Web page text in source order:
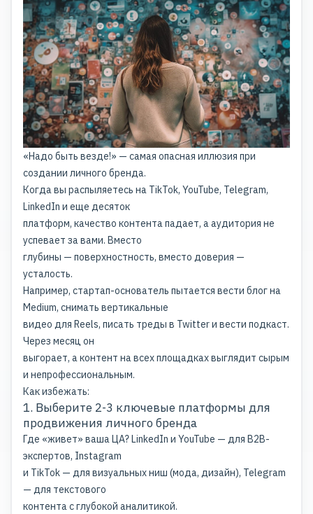
«Надо быть везде!» — самая опасная иллюзия при
создании личного бренда.
Когда вы распыляетесь на TikTok, YouTube, Telegram,
LinkedIn и еще десяток
платформ, качество контента падает, а аудитория не
успевает за вами. Вместо
глубины — поверхностность, вместо доверия —
усталость.
Например, стартап-основатель пытается вести блог на
Medium, снимать вертикальные
видео для Reels, писать треды в Twitter и вести подкаст.
Через месяц он
выгорает, а контент на всех площадках выглядит сырым
и непрофессиональным.
Как избежать:
1. Выберите 2-3 ключевые платформы для
продвижения личного бренда
Где «живет» ваша ЦА? LinkedIn и YouTube — для B2B-
экспертов, Instagram
и TikTok — для визуальных ниш (мода, дизайн), Telegram
— для текстового
контента с глубокой аналитикой.